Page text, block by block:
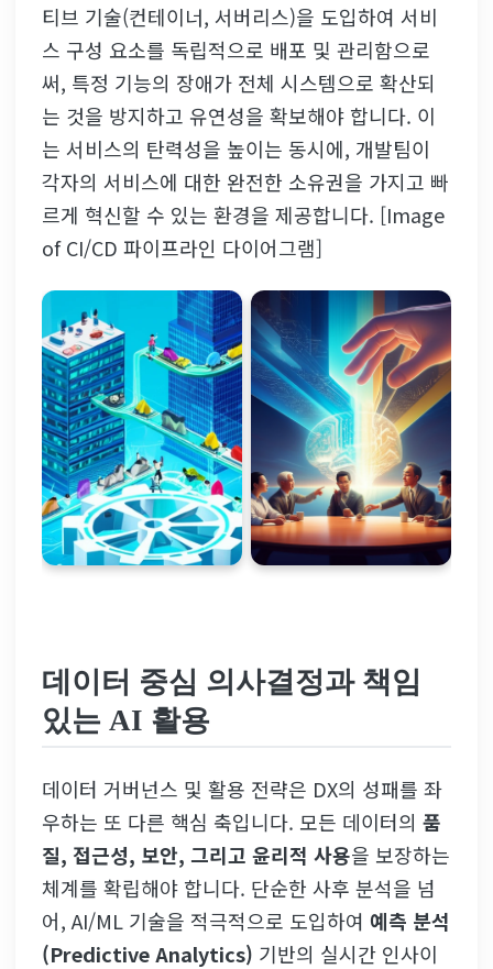
티브 기술(컨테이너, 서버리스)을 도입하여 서비
스 구성 요소를 독립적으로 배포 및 관리함으로
써, 특정 기능의 장애가 전체 시스템으로 확산되
는 것을 방지하고 유연성을 확보해야 합니다. 이
는 서비스의 탄력성을 높이는 동시에, 개발팀이
각자의 서비스에 대한 완전한 소유권을 가지고 빠
르게 혁신할 수 있는 환경을 제공합니다. [Image
of CI/CD 파이프라인 다이어그램]
데이터 중심 의사결정과 책임
있는 AI 활용
데이터 거버넌스 및 활용 전략은 DX의 성패를 좌
우하는 또 다른 핵심 축입니다. 모든 데이터의품
질, 접근성, 보안, 그리고 윤리적 사용을 보장하는
체계를 확립해야 합니다. 단순한 사후 분석을 넘
어, AI/ML 기술을 적극적으로 도입하여예측 분석
(Predictive Analytics) 기반의 실시간 인사이